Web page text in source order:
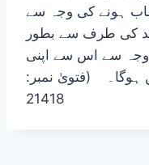
ہونے کی وجہ سے
کی طرف سے بطور
وجہ سے اس سے اپنی
ہوگا۔ (فتویٰ نمبر:
21418